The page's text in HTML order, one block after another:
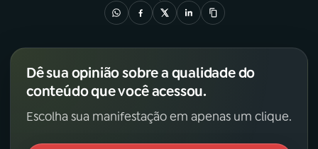
Dê sua opinião sobre a qualidade do
conteúdo que você acessou.
Escolha sua manifestação em apenas um clique.